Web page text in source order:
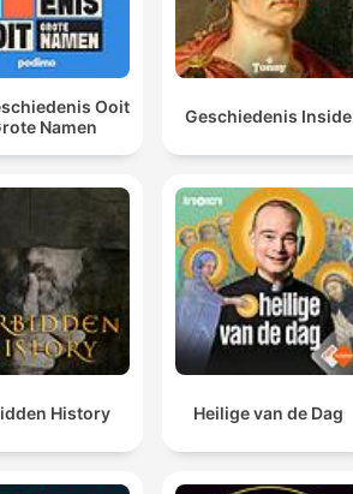
Ooit
Namen
Geschiedenis Inside
History Heilige van de Dag